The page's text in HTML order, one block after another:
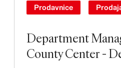
Department
County Center -
Prodavnice